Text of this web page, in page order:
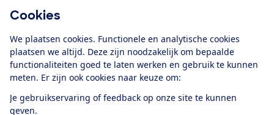
Cookies
We plaatsen cookies. Functionele en analytische cookies
plaatsen we altijd. Deze zijn noodzakelijk om bepaalde
functionaliteiten goed te laten werken en gebruik te kunnen
meten. Er zijn ook cookies naar keuze om:
Je gebruikservaring of feedback op onze site te kunnen
geven.
Alles over de
app